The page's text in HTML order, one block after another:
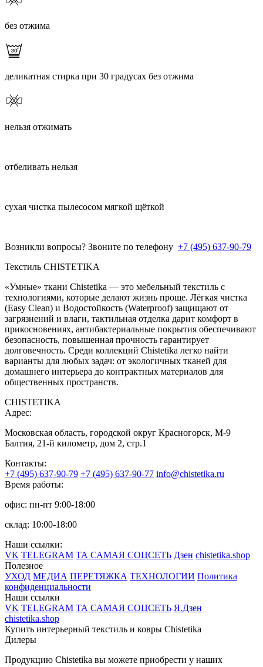
без отжима
деликатная стирка при 30 градусах без отжима
нельзя отжимать
отбеливать нельзя
сухая чистка пылесосом мягкой щёткой
Возникли вопросы? Звоните по телефону +7 (495) 637-90-79
Текстиль CHISTETIKA
«Умные» ткани Chistetika — это мебельный текстиль с
технологиями, которые делают жизнь проще. Лёгкая чистка
(Easy Clean) и Водостойкость (Waterproof) защищают от
загрязнений и влаги, тактильная отделка дарит комфорт в
прикосновениях, антибактериальные покрытия обеспечивают
безопасность, повышенная прочность гарантирует
долговечность. Среди коллекций Chistetika легко найти
варианты для любых задач: от экологичных тканей для
домашнего интерьера до контрактных материалов для
общественных пространств.
CHISTETIKA
Адрес:
Московская область, городской округ Красногорск, М-9
Балтия, 21-й километр, дом 2, стр.1
Контакты:
+7 (495) 637-90-79 +7 (495) 637-90-77 info@chistetika.ru
Время работы:
офис: пн-пт 9:00-18:00
склад: 10:00-18:00
Наши ссылки:
VK TELEGRAM ТА САМАЯ СОЦСЕТЬ Дзен chistetika.shop
Полезное
УХОД МЕДИА ПЕРЕТЯЖКА ТЕХНОЛОГИИ Политика
конфиденциальности
Наши ссылки
VK TELEGRAM ТА САМАЯ СОЦСЕТЬ Я.Дзен
chistetika.shop
Купить интерьерный текстиль и ковры Chistetika
Дилеры
Продукцию Chistetika вы можете приобрести у наших